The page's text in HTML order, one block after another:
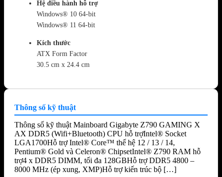
Hệ điều hành hỗ trợ
Windows® 10 64‑bit
Windows® 11 64‑bit
Kích thước
ATX Form Factor
30.5 cm x 24.4 cm
Thông số kỹ thuật
Thông số kỹ thuật Mainboard Gigabyte Z790 GAMING X
AX DDR5 (Wifi+Bluetooth) CPU hỗ trợIntel® Socket
LGA1700Hỗ trợ Intel® Core™ thế hệ 12 / 13 / 14,
Pentium® Gold và Celeron® ChipsetIntel® Z790 RAM hỗ
trợ4 x DDR5 DIMM, tối đa 128GBHỗ trợ DDR5 4800 –
8000 MHz (ép xung, XMP)Hỗ trợ kiến trúc bộ […]